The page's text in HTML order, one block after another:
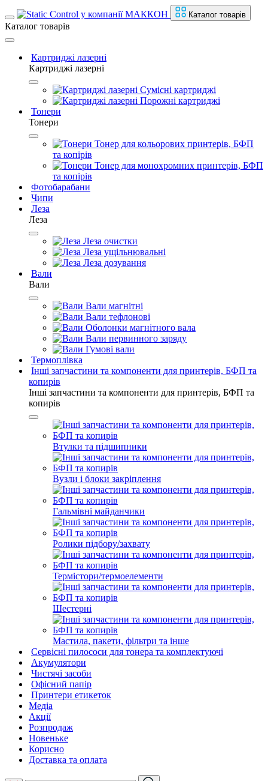
Каталог товарів
Каталог товарів
Картриджі лазерні
Картриджі лазерні
Сумісні картриджі
Порожні картриджі
Тонери
Тонери
Тонер для кольорових принтерів, БФП
та копірів
Тонер для монохромних принтерів, БФП
та копірів
Фотобарабани
Чипи
Леза
Леза
Леза очистки
Леза ущільнювальні
Леза дозування
Вали
Вали
Вали магнітні
Вали тефлонові
Оболонки магнітного вала
Вали первинного заряду
Гумові вали
Термоплівка
Інші запчастини та компоненти для принтерів, БФП та
копирів
Інші запчастини та компоненти для принтерів, БФП та
копирів
Втулки та підшипники
Вузли і блоки закріплення
Гальмівні майданчики
Ролики підбору/захвату
Термістори/термоелементи
Шестерні
Мастила, пакети, фільтри та інше
Сервісні пилососи для тонера та комплектуючі
Акумулятори
Чистячі засоби
Офісний папір
Принтери етикеток
Медіа
Акції
Розпродаж
Новеньке
Корисно
Доставка та оплата